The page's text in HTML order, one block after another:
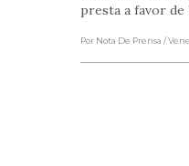
presta a favor de
Por Nota De Prensa /